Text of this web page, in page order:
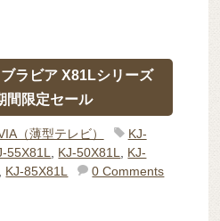
ラビア X81Lシリーズ
間限定セール
（薄型テレビ）
KJ-
55X81L KJ-50X81L
KJ-
KJ-85X81L 0 Comments